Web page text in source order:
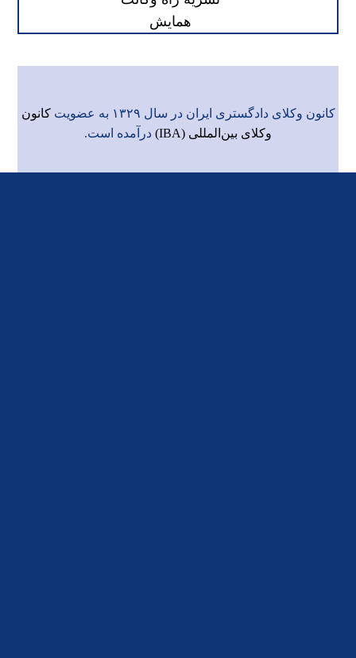
همایش
کانون وکلای دادگستری ایران در سال ۱۳۲۹ به عضویت
کانون
وکلای بین‌المللی (IBA)
درآمده است.